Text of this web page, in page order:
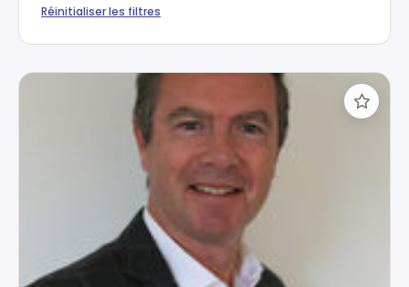
Réinitialiser les filtres